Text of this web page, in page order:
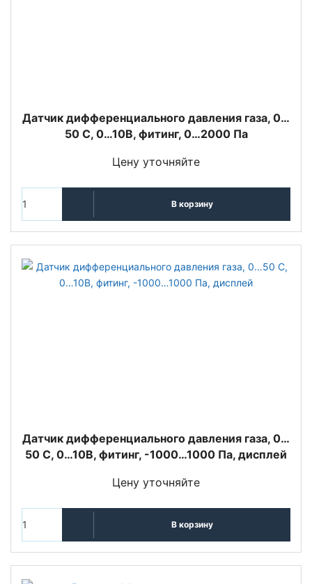
Датчик дифференциального давления газа, 0…
50 С, 0…10В, фитинг, 0…2000 Па
Цену уточняйте
В корзину
Датчик дифференциального давления газа, 0…
50 С, 0…10В, фитинг, -1000…1000 Па, дисплей
Цену уточняйте
В корзину